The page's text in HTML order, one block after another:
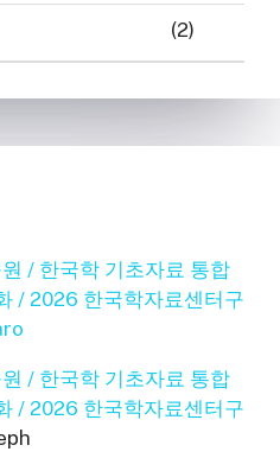
(2)
/ 한국학 기초자료 통합
/ 2026 한국학자료센터구
/ 한국학 기초자료 통합
/ 2026 한국학자료센터구